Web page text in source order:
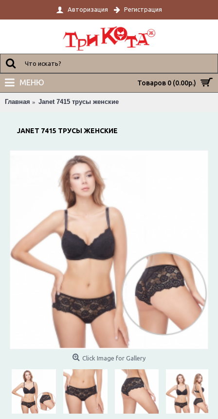
Авторизация Регистрация
Товаров 0 (0.00р.)
МЕНЮ
Главная Janet 7415 трусы женские
JANET 7415 ТРУСЫ ЖЕНСКИЕ
Click Image for Gallery